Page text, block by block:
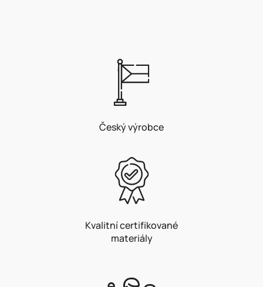
Český výrobce
Kvalitní certifikované
materiály